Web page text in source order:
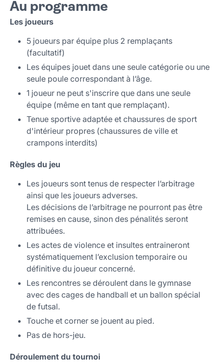
Au programme
Les joueurs
5 joueurs par équipe plus 2 remplaçants
(facultatif)
Les équipes jouet dans une seule catégorie ou une
seule poule correspondant à l’âge.
1 joueur ne peut s'inscrire que dans une seule
équipe (même en tant que remplaçant).
Tenue sportive adaptée et chaussures de sport
d'intérieur propres (chaussures de ville et
crampons interdits)
Règles du jeu
Les joueurs sont tenus de respecter l’arbitrage
ainsi que les joueurs adverses.
Les décisions de l’arbitrage ne pourront pas être
remises en cause, sinon des pénalités seront
attribuées.
Les actes de violence et insultes entraineront
systématiquement l’exclusion temporaire ou
définitive du joueur concerné.
Les rencontres se déroulent dans le gymnase
avec des cages de handball et un ballon spécial
de futsal.
Touche et corner se jouent au pied.
Pas de hors-jeu.
Déroulement du tournoi